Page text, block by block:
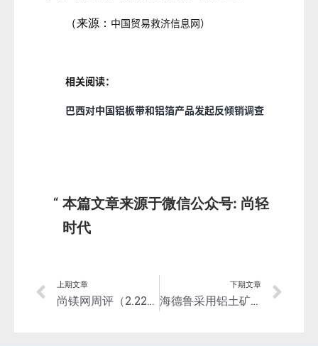
（来源： 中国贸易救济信息网）
相关阅读：
巴西对中国铝板带和铝箔产品发起反倾销调查
本篇文章来源于微信公众号: 尚轻
时代
上期文章
尚镁网周评（2.22-26）：现货偏紧支撑，镁市强势回升
下期文章
海德鲁采用铝土矿尾矿干法回填技术取代尾矿坝—减少开采对环境的负面影响！